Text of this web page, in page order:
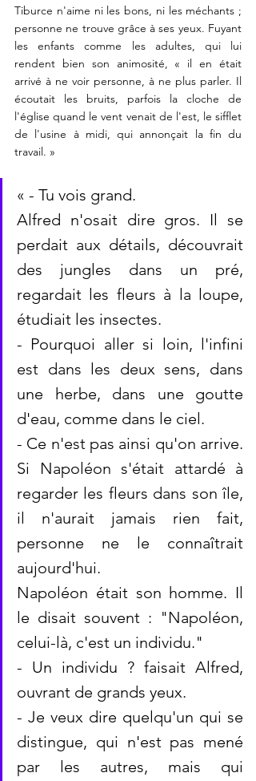
Tiburce n'aime ni les bons, ni les méchants ;
personne ne trouve grâce à ses yeux. Fuyant
les enfants comme les adultes, qui lui
rendent bien son animosité, « il en était
arrivé à ne voir personne, à ne plus parler. Il
écoutait les bruits, parfois la cloche de
l'église quand le vent venait de l'est, le sifflet
de l'usine à midi, qui annonçait la fin du
travail. »
« - Tu vois grand.
Alfred n'osait dire gros. Il se
perdait aux détails, découvrait
des jungles dans un pré,
regardait les fleurs à la loupe,
étudiait les insectes.
- Pourquoi aller si loin, l'infini
est dans les deux sens, dans
une herbe, dans une goutte
d'eau, comme dans le ciel.
- Ce n'est pas ainsi qu'on arrive.
Si Napoléon s'était attardé à
regarder les fleurs dans son île,
il n'aurait jamais rien fait,
personne ne le connaîtrait
aujourd'hui.
Napoléon était son homme. Il
le disait souvent : "Napoléon,
celui-là, c'est un individu."
- Un individu ? faisait Alfred,
ouvrant de grands yeux.
- Je veux dire quelqu'un qui se
distingue, qui n'est pas mené
par les autres, mais qui